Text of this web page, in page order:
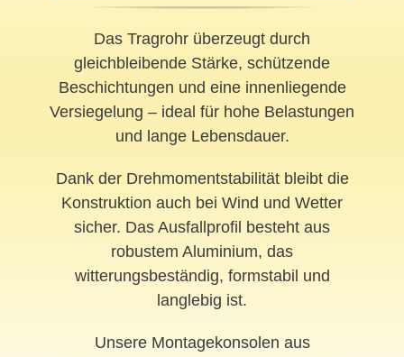
Das Tragrohr überzeugt durch
gleichbleibende Stärke, schützende
Beschichtungen und eine innenliegende
Versiegelung – ideal für hohe Belastungen
und lange Lebensdauer.
Dank der Drehmomentstabilität bleibt die
Konstruktion auch bei Wind und Wetter
sicher. Das Ausfallprofil besteht aus
robustem Aluminium, das
witterungsbeständig, formstabil und
langlebig ist.
Unsere Montagekonsolen aus